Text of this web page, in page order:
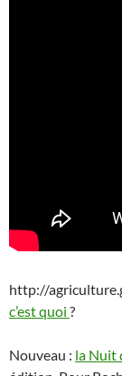
http://
c’est quoi ?
Nouveau : la Nuit